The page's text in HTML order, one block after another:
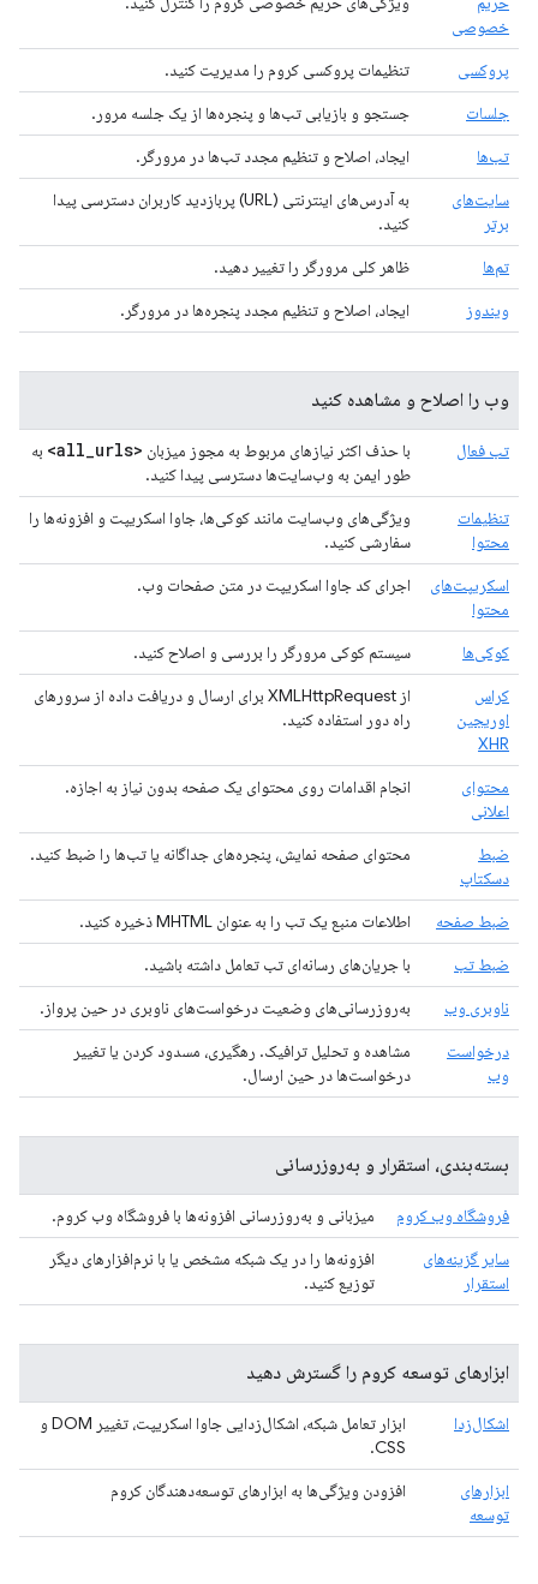
خصوصی
پروکسی
تنظیمات پروکسی کروم را مدیریت کنید.
جلسات
جستجو و بازیابی تب‌ها و پنجره‌ها از یک جلسه مرور.
تب‌ها
ایجاد، اصلاح و تنظیم مجدد تب‌ها در مرورگر.
سایت‌های
برتر
به آدرس‌های اینترنتی (URL) پربازدید کاربران دسترسی پیدا
کنید.
تم‌ها
ظاهر کلی مرورگر را تغییر دهید.
ویندوز
ایجاد، اصلاح و تنظیم مجدد پنجره‌ها در مرورگر.
وب را اصلاح و مشاهده کنید
تب فعال با حذف اکثر نیازهای مربوط به مجوز میزبان <all
_urls>
به
طور ایمن به وب‌سایت‌ها دسترسی پیدا کنید.
تنظیمات
محتوا
ویژگی‌های وب‌سایت مانند کوکی‌ها، جاوا اسکریپت و افزونه‌ها را
سفارشی کنید.
اسکریپت‌های
محتوا
اجرای کد جاوا اسکریپت در متن صفحات وب.
کوکی‌ها
سیستم کوکی مرورگر را بررسی و اصلاح کنید.
کراس
اوریجین
XHR
از XMLHttpRequest برای ارسال و دریافت داده از سرورهای
راه دور استفاده کنید.
محتوای
اعلانی
انجام اقدامات روی محتوای یک صفحه بدون نیاز به اجازه.
ضبط
دسکتاپ
محتوای صفحه نمایش، پنجره‌های جداگانه یا تب‌ها را ضبط کنید.
ضبط صفحه
اطلاعات منبع یک تب را به عنوان MHTML ذخیره کنید.
ضبط تب
با جریان‌های رسانه‌ای تب تعامل داشته باشید.
ناوبری وب
به‌روزرسانی‌های وضعیت درخواست‌های ناوبری در حین پرواز.
درخواست
وب
مشاهده و تحلیل ترافیک. رهگیری، مسدود کردن یا تغییر
درخواست‌ها در حین ارسال.
بسته‌بندی، استقرار و به‌روزرسانی
فروشگاه وب کروم
میزبانی و به‌روزرسانی افزونه‌ها با فروشگاه وب کروم.
سایر گزینه‌های
استقرار
افزونه‌ها را در یک شبکه مشخص یا با نرم‌افزارهای دیگر
توزیع کنید.
ابزارهای توسعه کروم را گسترش دهید
اشکال‌زدا
ابزار تعامل شبکه، اشکال‌زدایی جاوا اسکریپت، تغییر DOM و
CSS.
ابزارهای
توسعه
افزودن ویژگی‌ها به ابزارهای توسعه‌دهندگان کروم